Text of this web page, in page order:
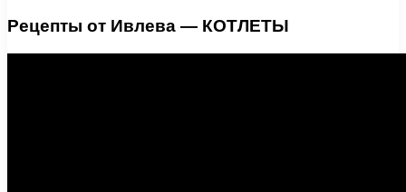
Рецепты от Ивлева — КОТЛЕТЫ